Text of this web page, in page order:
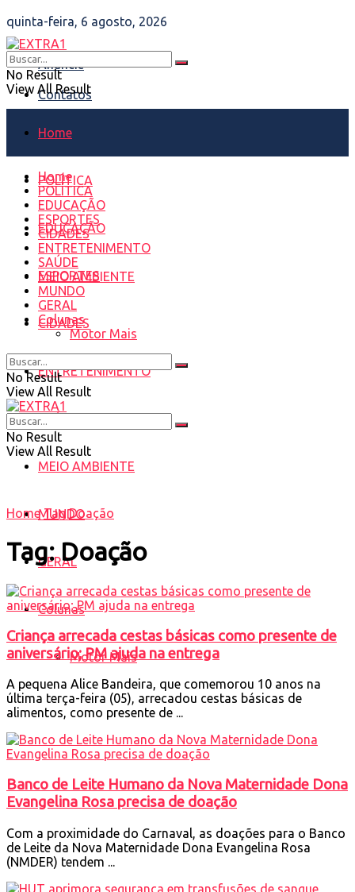
quinta-feira, 6 agosto, 2026
Anuncie
Contatos
No Result
View All Result
Home
POLÍTICA
EDUCAÇÃO
ESPORTES
CIDADES
ENTRETENIMENTO
SAÚDE
MEIO AMBIENTE
MUNDO
GERAL
Colunas
Motor Mais
Home
POLÍTICA
EDUCAÇÃO
ESPORTES
CIDADES
ENTRETENIMENTO
SAÚDE
MEIO AMBIENTE
MUNDO
GERAL
Colunas
Motor Mais
No Result
View All Result
No Result
View All Result
Home Tag Doação
Tag:Doação
Criança arrecada cestas básicas como presente de
aniversário; PM ajuda na entrega
A pequena Alice Bandeira, que comemorou 10 anos na
última terça-feira (05), arrecadou cestas básicas de
alimentos, como presente de ...
Banco de Leite Humano da Nova Maternidade Dona
Evangelina Rosa precisa de doação
Com a proximidade do Carnaval, as doações para o Banco
de Leite da Nova Maternidade Dona Evangelina Rosa
(NMDER) tendem ...